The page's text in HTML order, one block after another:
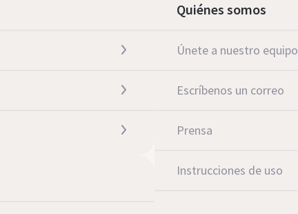
Quiénes somos
Únete a nuestro equipo
Escríbenos un correo
Prensa
Instrucciones de uso